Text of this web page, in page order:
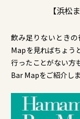
【浜松
飲み足りないとき
Mapを見ればちょう
行ったことがない方
Bar Mapをご紹介し